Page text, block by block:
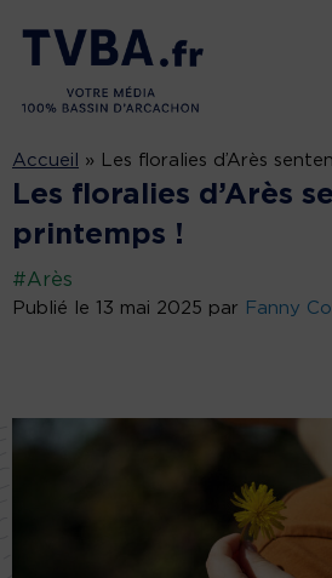
Accueil » Les floralies d’Arès
Les floralies d’Arès
printemps !
#Arès
Publié le 13 mai 2025 par Fanny